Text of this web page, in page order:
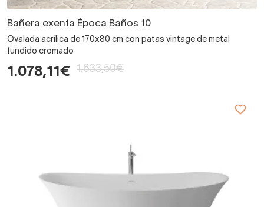
Bañera exenta Época Baños 10
Ovalada acrílica de 170x80 cm con patas vintage de metal
fundido cromado
1.078,11€ 1.633,50€